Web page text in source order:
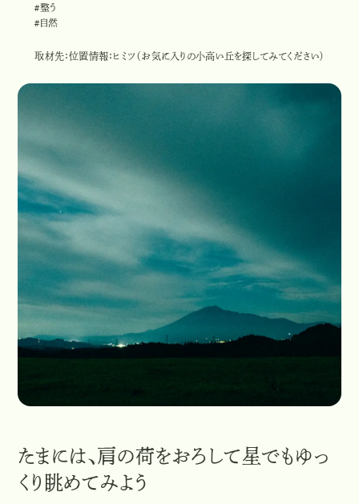
#整う
#整う
#自然
#自然
取材先：位置情報：ヒミツ（お気に入りの小高い丘を探してみてください）
たまには、肩の荷をおろして星でもゆっ
くり眺めてみよう